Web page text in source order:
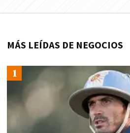
MÁS LEÍDAS DE NEGOCIOS